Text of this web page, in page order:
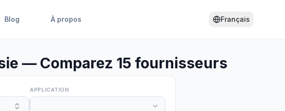
Blog À propos Français
— Comparez 15 fournisseurs
APPLICATION